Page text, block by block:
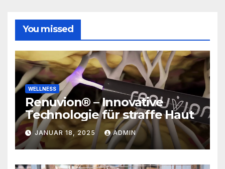
You missed
WELLNESS
Renuvion® – Innovative
Technologie für straffe Haut
JANUAR 18, 2025 ADMIN